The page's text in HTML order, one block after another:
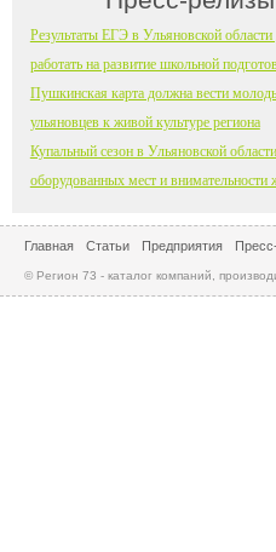
Результаты ЕГЭ в Ульяновской
работать на развитие школьной
Пушкинская карта должна вести
ульяновцев к живой культуре региона
Купальный сезон в Ульяновской
оборудованных мест и внимательности
Главная Статьи Предприятия
© Регион 73 - каталог компаний,